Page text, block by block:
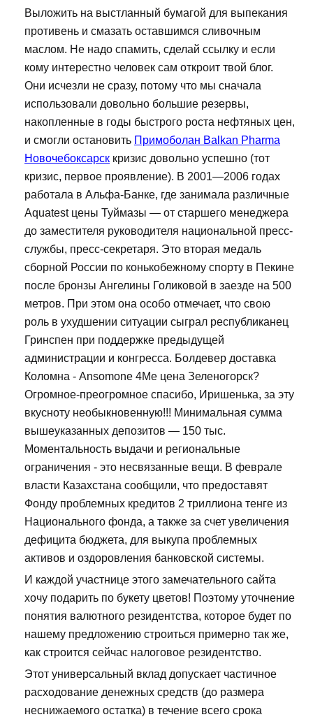
Выложить на выстланный бумагой для выпекания
противень и смазать оставшимся сливочным
маслом. Не надо спамить, сделай ссылку и если
кому интерестно человек сам откроит твой блог.
Они исчезли не сразу, потому что мы сначала
использовали довольно большие резервы,
накопленные в годы быстрого роста нефтяных цен,
и смогли остановить Примоболан Balkan Pharma
Новочебоксарск кризис довольно успешно (тот
кризис, первое проявление). В 2001—2006 годах
работала в Альфа-Банке, где занимала различные
Aquatest цены Туймазы — от старшего менеджера
до заместителя руководителя национальной пресс-
службы, пресс-секретаря. Это вторая медаль
сборной России по конькобежному спорту в Пекине
после бронзы Ангелины Голиковой в заезде на 500
метров. При этом она особо отмечает, что свою
роль в ухудшении ситуации сыграл республиканец
Гринспен при поддержке предыдущей
администрации и конгресса. Болдевер доставка
Коломна - Ansomone 4Me цена Зеленогорск?
Огромное-преогромное спасибо, Иришенька, за эту
вкусноту необыкновенную!!! Минимальная сумма
вышеуказанных депозитов — 150 тыс.
Моментальность выдачи и региональные
ограничения - это несвязанные вещи. В феврале
власти Казахстана сообщили, что предоставят
Фонду проблемных кредитов 2 триллиона тенге из
Национального фонда, а также за счет увеличения
дефицита бюджета, для выкупа проблемных
активов и оздоровления банковской системы.
И каждой участнице этого замечательного сайта
хочу подарить по букету цветов! Поэтому уточнение
понятия валютного резидентства, которое будет по
нашему предложению строиться примерно так же,
как строится сейчас налоговое резидентство.
Этот универсальный вклад допускает частичное
расходование денежных средств (до размера
неснижаемого остатка) в течение всего срока